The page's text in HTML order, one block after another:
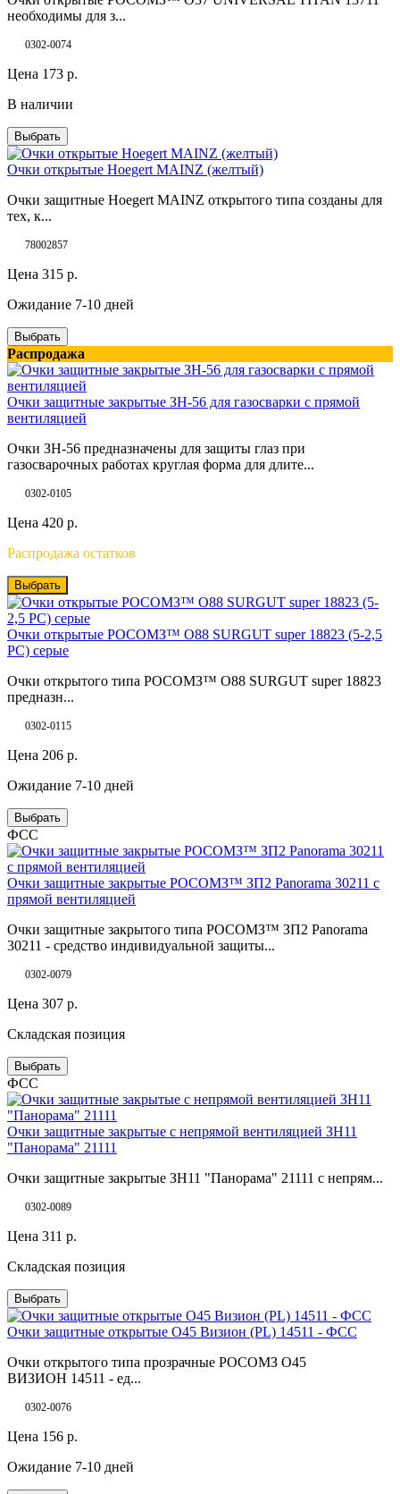
необходимы для з...
0302-0074
Цена 173 р.
В наличии
Выбрать
Очки открытые Hoegert MAINZ (желтый)
Очки защитные Hoegert MAINZ открытого типа созданы для
тех, к...
78002857
Цена 315 р.
Ожидание 7-10 дней
Выбрать
Распродажа
Очки защитные закрытые ЗН-56 для газосварки с прямой
вентиляцией
Очки ЗН-56 предназначены для защиты глаз при
газосварочных работах круглая форма для длите...
0302-0105
Цена 420 р.
Распродажа остатков
Выбрать
Очки открытые РОСОМЗ™ О88 SURGUT super 18823 (5-2,5
РС) серые
Очки открытого типа РОСОМЗ™ О88 SURGUT super 18823
предназн...
0302-0115
Цена 206 р.
Ожидание 7-10 дней
Выбрать
ФСС
Очки защитные закрытые РОСОМЗ™ ЗП2 Panorama 30211 с
прямой вентиляцией
Очки защитные закрытого типа РОСОМЗ™ ЗП2 Panorama
30211 - средство индивидуальной защиты...
0302-0079
Цена 307 р.
Складская позиция
Выбрать
ФСС
Очки защитные закрытые с непрямой вентиляцией ЗН11
"Панорама" 21111
Очки защитные закрытые ЗН11 "Панорама" 21111 с непрям...
0302-0089
Цена 311 р.
Складская позиция
Выбрать
Очки защитные открытые О45 Визион (PL) 14511 - ФСС
Очки открытого типа прозрачные РОСОМЗ О45
ВИЗИОН 14511 - ед...
0302-0076
Цена 156 р.
Ожидание 7-10 дней